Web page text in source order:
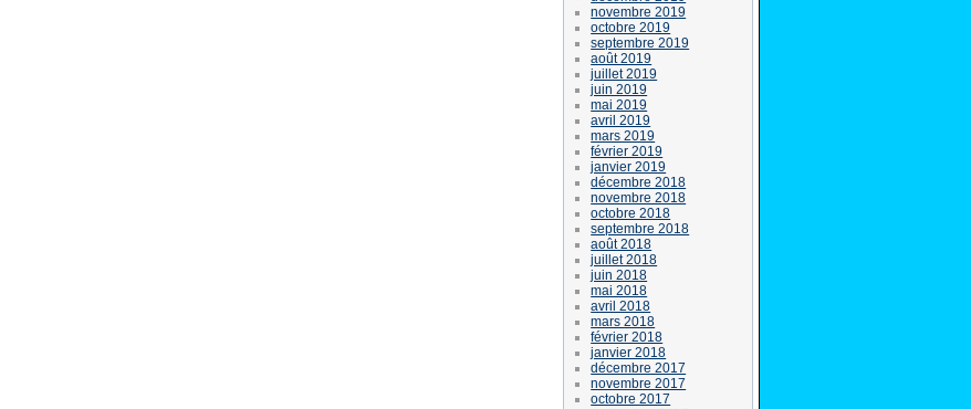
novembre 2019
octobre 2019
septembre 2019
août 2019
juillet 2019
juin 2019
mai 2019
avril 2019
mars 2019
février 2019
janvier 2019
décembre 2018
novembre 2018
octobre 2018
septembre 2018
août 2018
juillet 2018
juin 2018
mai 2018
avril 2018
mars 2018
février 2018
janvier 2018
décembre 2017
novembre 2017
octobre 2017